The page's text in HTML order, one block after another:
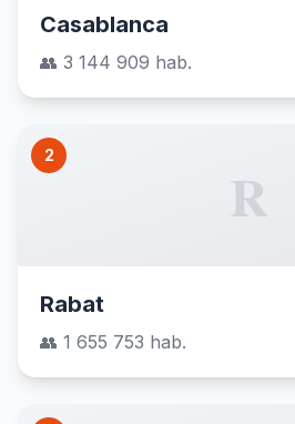
Casablanca
👥 3 144 909 hab.
2
R
Rabat
👥 1 655 753 hab.